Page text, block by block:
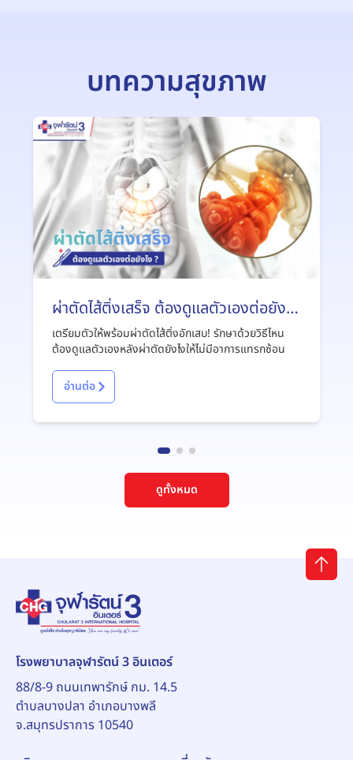
บทความสุขภาพ
ผ่าตัดไส้ติ่งเสร็จ ต้องดูแลตัวเองต่อยังไง
?
เตรียมตัวให้พร้อมผ่าตัดไส้ติ่งอักเสบ! รักษาด้วยวิธีไหน
ต้องดูแลตัวเองหลังผ่าตัดยังไงให้ไม่มีอาการแทรกซ้อน
อ่านต่อ
ดูทั้งหมด
โรงพยาบาลจุฬารัตน์ 3 อินเตอร์
88/8-9 ถนนเทพารักษ์ กม. 14.5
ตำบลบางปลา อำเภอบางพลี
จ.สมุทรปราการ 10540